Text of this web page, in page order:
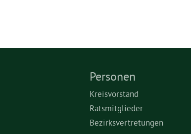
Personen
Kreisvorstand
Ratsmitglieder
Bezirksvertretungen